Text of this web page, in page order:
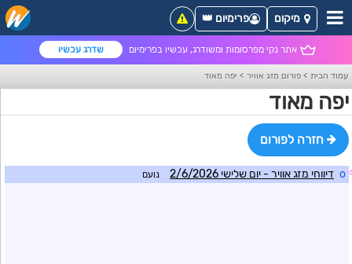
אתר נקי מפרסומות ומשודרג, עכשיו בפרימיום שדרג עכשיו
מיקום פרימיום 👑
עמוד הבית > פורום מזג אוויר > יפה מאוד
יפה מאוד
חזרה לפורום
o דיווחי מזג אוויר - יום שלישי 2/6/2026 נועם